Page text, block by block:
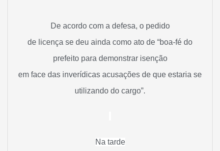
De acordo com a defesa, o pedido
de licença se deu ainda como ato de “boa-fé do
prefeito para demonstrar isenção
em face das inverídicas acusações de que estaria se
utilizando do cargo”.
Na tarde